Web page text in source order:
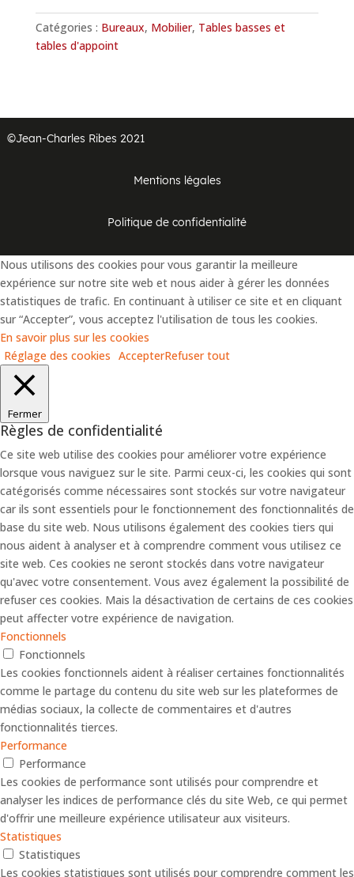
Catégories : Bureaux, Mobilier, Tables basses et
tables d'appoint
©Jean-Charles Ribes 2021
Mentions légales
Politique de confidentialité
Nous utilisons des cookies pour vous garantir la meilleure
expérience sur notre site web et nous aider à gérer les données
statistiques de trafic. En continuant à utiliser ce site et en cliquant
sur “Accepter”, vous acceptez l'utilisation de tous les cookies.
En savoir plus sur les cookies
Réglage des cookies AccepterRefuser tout
Fermer
Règles de confidentialité
Ce site web utilise des cookies pour améliorer votre expérience
lorsque vous naviguez sur le site. Parmi ceux-ci, les cookies qui sont
catégorisés comme nécessaires sont stockés sur votre navigateur
car ils sont essentiels pour le fonctionnement des fonctionnalités de
base du site web. Nous utilisons également des cookies tiers qui
nous aident à analyser et à comprendre comment vous utilisez ce
site web. Ces cookies ne seront stockés dans votre navigateur
qu'avec votre consentement. Vous avez également la possibilité de
refuser ces cookies. Mais la désactivation de certains de ces cookies
peut affecter votre expérience de navigation.
Fonctionnels
Fonctionnels
Les cookies fonctionnels aident à réaliser certaines fonctionnalités
comme le partage du contenu du site web sur les plateformes de
médias sociaux, la collecte de commentaires et d'autres
fonctionnalités tierces.
Performance
Performance
Les cookies de performance sont utilisés pour comprendre et
analyser les indices de performance clés du site Web, ce qui permet
d'offrir une meilleure expérience utilisateur aux visiteurs.
Statistiques
Statistiques
Les cookies statistiques sont utilisés pour comprendre comment les